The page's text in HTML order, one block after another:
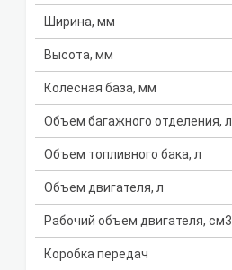
Ширина, мм
Высота, мм
Колесная база, мм
Объем багажного отделения, л
Объем топливного бака, л
Объем двигателя, л
Рабочий объем двигателя, см3
Коробка передач